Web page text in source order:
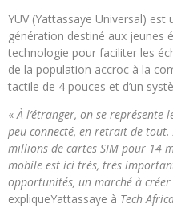
YUV (Yattassaye Universal)
génération destiné aux jeunes
technologie pour faciliter les
de la population accroc à la
tactile de 4 pouces et d’un
«À l’étranger, on se représente
peu connecté, en retrait de tout.
millions de cartes SIM pour 14
mobile est ici très, très
opportunités, un marché à
expliqueYattassaye à Tech